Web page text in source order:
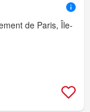
de Paris, Île-